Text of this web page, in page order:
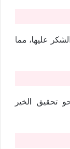
عليها، مما
تحقيق الخير